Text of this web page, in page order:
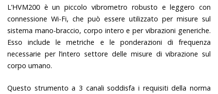
L’HVM200 è un piccolo vibrometro robusto e leggero con
connessione Wi-Fi, che può essere utilizzato per misure sul
sistema mano-braccio, corpo intero e per vibrazioni generiche.
Esso include le metriche e le ponderazioni di frequenza
necessarie per l’intero settore delle misure di vibrazione sul
corpo umano.
Questo strumento a 3 canali soddisfa i requisiti della norma